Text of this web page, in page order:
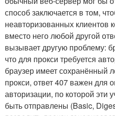
способ заключается в том,
неавторизованных клиентов
вместо него любой другой
вызывает другую проблему:
что для прокси требуется
браузер имеет сохранённый
прокси, ответ 407 важен для
авторизации, по которой
быть отправлены (Basic,